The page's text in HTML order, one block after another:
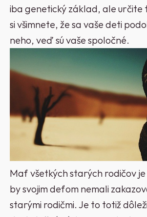
iba genetický základ, ale určite
si všimnete, že sa vaše deti
neho, veď sú vaše spoločné.
Mať všetkých starých rodičov
by svojim deťom nemali
starými rodičmi. Je to totiž